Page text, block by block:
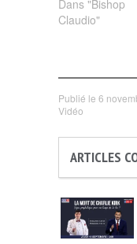
Dans "Bishop
Claudio"
Publié le 6
Vidéo
ARTICLES